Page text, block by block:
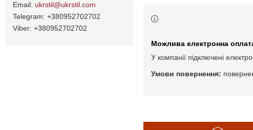
У компанії підключені
ukrstil@ukrstil.com
+380952702702
+380952702702